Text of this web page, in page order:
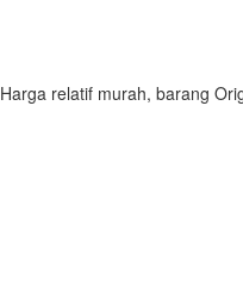
Harga relatif murah, barang